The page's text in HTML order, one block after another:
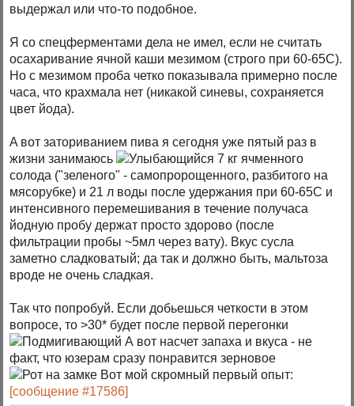
выдержал или что-то подобное.
Я со спецферментами дела не имел, если не считать
осахаривание ячной каши мезимом (строго при 60-65C).
Но с мезимом проба четко показывала примерно после
часа, что крахмала нет (никакой синевы, сохраняется
цвет йода).
A вот заториванием пива я сегодня уже пятый раз в
жизни занимаюсь
7 кг ячменного
солода ("зеленого" - самопророщенного, разбитого на
мясорубке) и 21 л воды после удержания при 60-65C и
интенсивного перемешивания в течение получаса
йодную пробу держат просто здорово (после
фильтрации пробы ~5мл через вату). Вкус сусла
заметно сладковатый; да так и должно быть, мальтоза
вроде не очень сладкая.
Так что попробуй. Если добьешься четкости в этом
вопросе, то >30* будет после первой перегонки
А вот насчет запаха и вкуса - не
факт, что юзерам сразу понравится зерновое
Вот мой скромный первый опыт:
[сообщение #17586]